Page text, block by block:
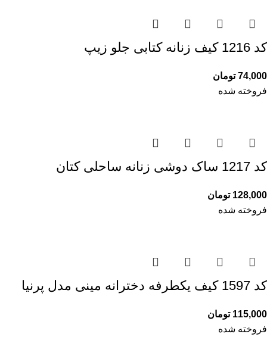
کد 1216 کیف زنانه کتابی جلو زیپ
74,000 تومان
فروخته شده
کد 1217 ساک دوشی زنانه ساحلی کتان
128,000 تومان
فروخته شده
کد 1597 کیف یکطرفه دخترانه مینی مدل پرنیا
115,000 تومان
فروخته شده